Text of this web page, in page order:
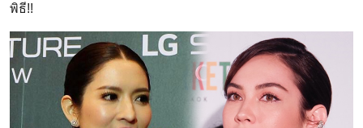
พิธี!!